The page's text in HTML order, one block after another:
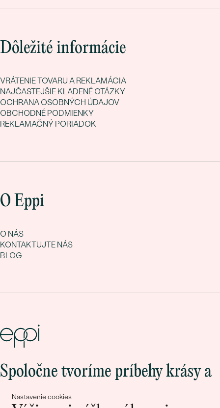
Nastavenie cookies
Dôležité informácie
VRÁTENIE TOVARU A REKLAMÁCIA
NAJČASTEJŠIE KLADENÉ OTÁZKY
OCHRANA OSOBNÝCH ÚDAJOV
OBCHODNÉ PODMIENKY
REKLAMAČNÝ PORIADOK
O Eppi
O NÁS
KONTAKTUJTE NÁS
BLOG
Spoločne tvoríme príbehy krásy a